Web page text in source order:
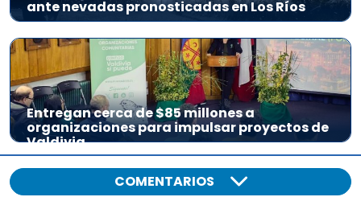
ante nevadas pronosticadas en Los Ríos
Entregan cerca de $85 millones a
organizaciones para impulsar proyectos de
Valdivia
COMENTARIOS